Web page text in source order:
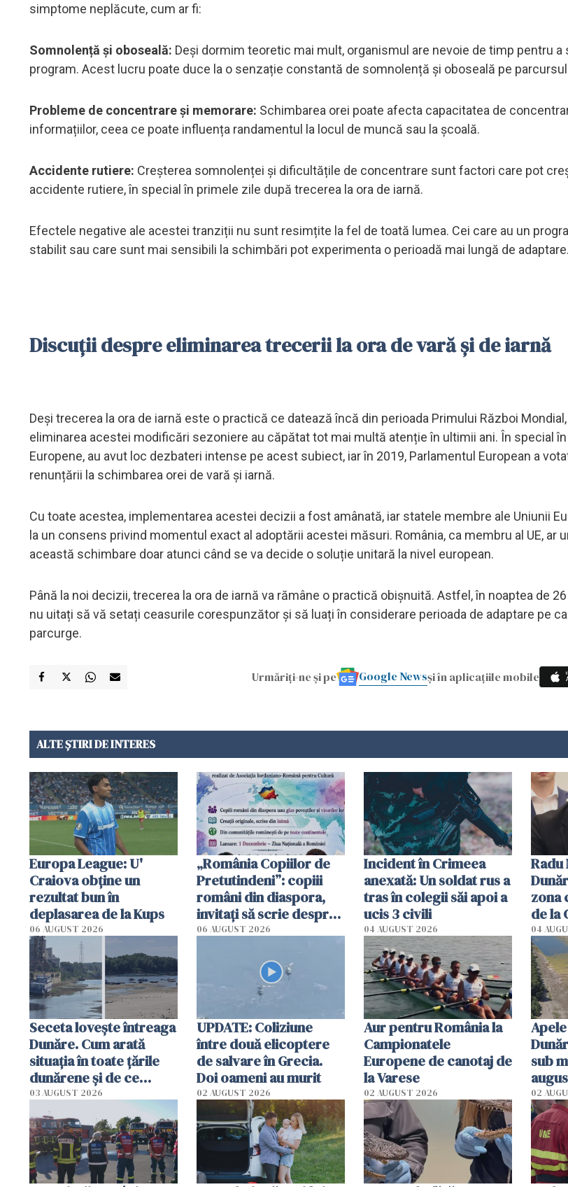
simptome neplăcute, cum ar fi:
Somnolență și oboseală: Deși dormim teoretic mai mult, organismul are nevoie de timp pentru a
program. Acest lucru poate duce la o senzație constantă de somnolență și oboseală pe
Probleme de concentrare și memorare: Schimbarea orei poate afecta capacitatea de
informațiilor, ceea ce poate influența randamentul la locul de muncă sau la școală.
Accidente rutiere: Creșterea somnolenței și dificultățile de concentrare sunt factori care pot
accidente rutiere, în special în primele zile după trecerea la ora de iarnă.
Efectele negative ale acestei tranziții nu sunt resimțite la fel de toată lumea. Cei care au un
stabilit sau care sunt mai sensibili la schimbări pot experimenta o perioadă mai lungă de adaptare.
Discuții despre eliminarea trecerii la ora de vară și de iarnă
Deși trecerea la ora de iarnă este o practică ce datează încă din perioada Primului Război
eliminarea acestei modificări sezoniere au căpătat tot mai multă atenție în ultimii ani. În special
Europene, au avut loc dezbateri intense pe acest subiect, iar în 2019, Parlamentul European a
renunțării la schimbarea orei de vară și iarnă.
Cu toate acestea, implementarea acestei decizii a fost amânată, iar statele membre ale Uniunii
la un consens privind momentul exact al adoptării acestei măsuri. România, ca membru al UE, ar
această schimbare doar atunci când se va decide o soluție unitară la nivel european.
Până la noi decizii, trecerea la ora de iarnă va rămâne o practică obișnuită. Astfel, în noaptea de
nu uitați să vă setați ceasurile corespunzător și să luați în considerare perioada de adaptare pe
parcurge.
Urmăriți-ne și pe Google Newsși în aplicațiile mobile
ALTE ȘTIRI DE INTERES
Europa League: U'
Craiova obține un
rezultat bun în
deplasarea de la Kups
06 AUGUST 2026
„România Copiilor de
Pretutindeni”: copiii
români din diaspora,
invitați să scrie despre
România într-un volum
06 AUGUST 2026
Incident în Crimeea
anexată: Un soldat rus a
tras în colegii săi apoi a
ucis 3 civili
04 AUGUST 2026
Radu
zona
de la
cm
04
Seceta lovește întreaga
Dunăre. Cum arată
situația în toate țările
dunărene și de ce
România resimte
efectele, deși a plouat
în iulie
03 AUGUST 2026
UPDATE: Coliziune
între două elicoptere
de salvare în Grecia.
Doi oameni au murit
02 AUGUST 2026
Aur pentru România la
Campionatele
Europene de canotaj de
la Varese
02 AUGUST 2026
sub
02